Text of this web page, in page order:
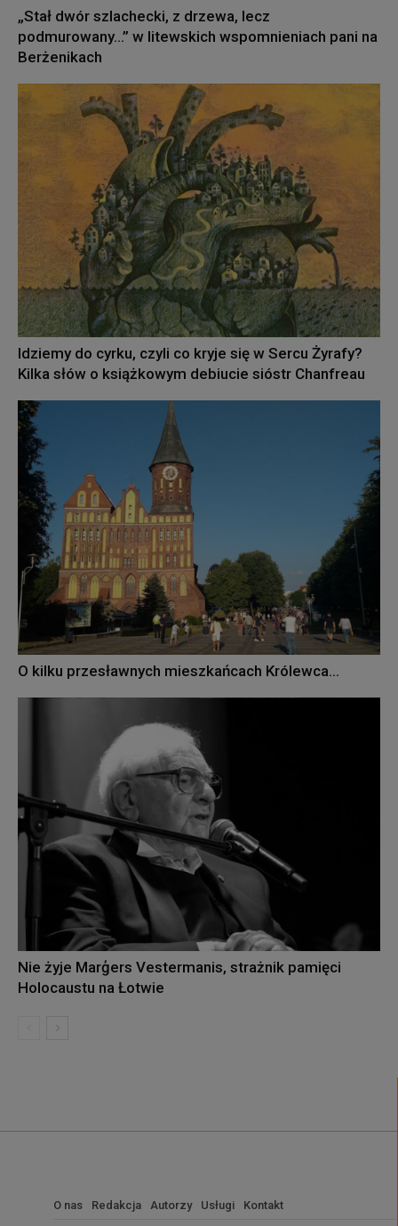
„Stał dwór szlachecki, z drzewa, lecz
podmurowany…” w litewskich wspomnieniach pani na
Berżenikach
Idziemy do cyrku, czyli co kryje się w Sercu Żyrafy?
Kilka słów o książkowym debiucie sióstr Chanfreau
O kilku przesławnych mieszkańcach Królewca…
Nie żyje Marģers Vestermanis, strażnik pamięci
Holocaustu na Łotwie
O nas Redakcja Autorzy Usługi Kontakt